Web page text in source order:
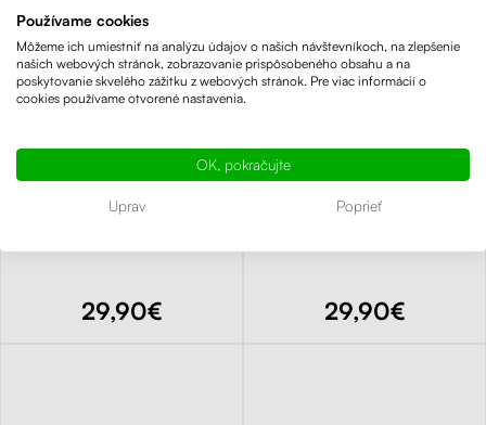
4.91 (47×)
podstavec pod
monitor (H1318)
29,90€
4.91 (47×)
podstavec pod
monitor (H1910)
29,90€
Používame cookies
Môžeme ich umiestniť na analýzu údajov o našich návštevníkoch, na zlepšenie
našich webových stránok, zobrazovanie prispôsobeného obsahu a na
poskytovanie skvelého zážitku z webových stránok. Pre viac informácií o
cookies používame otvorené nastavenia.
OK, pokračujte
Uprav Poprieť